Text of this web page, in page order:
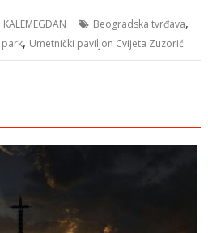
KALEMEGDAN Beogradska tvrđava,
park, Umetnički paviljon Cvijeta Zuzorić